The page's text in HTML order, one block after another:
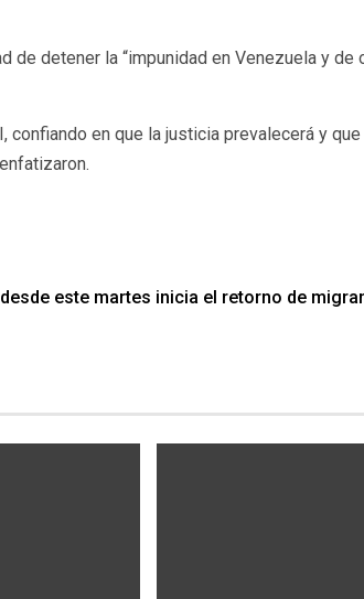
detener la “impunidad en Venezuela y de
en que la justicia prevalecerá y
este martes inicia el retorno de